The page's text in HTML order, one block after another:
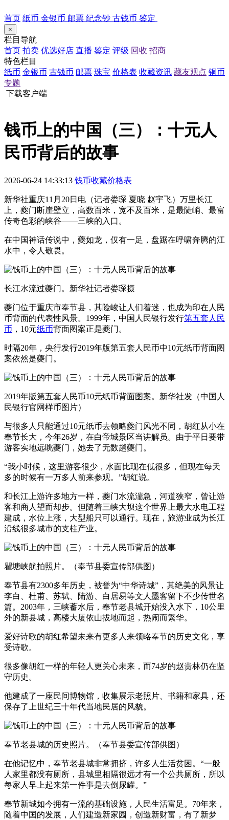
首页 纸币 金银币 邮票 纪念钞 古钱币 鉴定
×
栏目导航
首页 拍卖 优选好店 直播 鉴定 评级 回收 招商
特色栏目
纸币 金银币 古钱币 邮票 珠宝 价格表 收藏资讯 藏友观点 铜币
专题
下载客户端
钱币上的中国（三）：十元人
民币背后的故事
2026-06-24 14:33:13 钱币收藏价格表
新华社重庆11月20日电（记者娄琛 夏晓 赵宇飞）万里长江
上，夔门断崖壁立，高数百米，宽不及百米，是最陡峭、最富
传奇色彩的峡谷——三峡的入口。
在中国神话传说中，夔如龙，仅有一足，盘踞在呼啸奔腾的江
水中，令人敬畏。
长江水流过夔门。新华社记者娄琛摄
夔门位于重庆市奉节县，其险峻让人们着迷，也成为印在人民
币背面的代表性风景。1999年，中国人民银行发行第五套人民
币 ，10元纸币背面图案正是夔门。
时隔20年，央行发行2019年版第五套人民币中10元纸币背面图
案依然是夔门。
2019年版第五套人民币10元纸币背面图案。新华社发（中国人
民银行官网样币图片）
与很多人只能通过10元纸币去领略夔门风光不同，胡红从小在
奉节长大，今年26岁，在白帝城景区当讲解员。由于平日要带
游客实地远眺夔门，她去了无数趟夔门。
“我小时候，这里游客很少，水面比现在低很多，但现在每天
多的时候有一万多人前来参观。”胡红说。
和长江上游许多地方一样，夔门水流湍急，河道狭窄，曾让游
客和商人望而却步。但随着三峡大坝这个世界上最大水电工程
建成，水位上涨，大型船只可以通行。现在，旅游业成为长江
沿线很多城市的支柱产业。
瞿塘峡航拍照片。（奉节县委宣传部供图）
奉节县有2300多年历史，被誉为“中华诗城”，其绝美的风景让
李白、杜甫、苏轼、陆游、白居易等文人墨客留下不少传世名
篇。2003年，三峡蓄水后，奉节老县城开始没入水下，10公里
外的新县城，高楼大厦依山拔地而起，热闹而繁华。
爱好诗歌的胡红希望未来有更多人来领略奉节的历史文化，享
受诗歌。
很多像胡红一样的年轻人更关心未来，而74岁的赵贵林仍在坚
守历史。
他建成了一座民间博物馆，收集展示老照片、书籍和家具，还
保存了上世纪三十年代当地民居的风貌。
奉节老县城的历史照片。（奉节县委宣传部供图）
在他记忆中，奉节老县城非常拥挤，许多人生活贫困。“一般
人家里都没有厕所，县城里相隔很远才有一个公共厕所，所以
每家人早上起来第一件事是去倒尿罐。”
奉节新城如今拥有一流的基础设施，人民生活富足。70年来，
随着中国的发展，人们建造新家园，创造新财富，有了新梦